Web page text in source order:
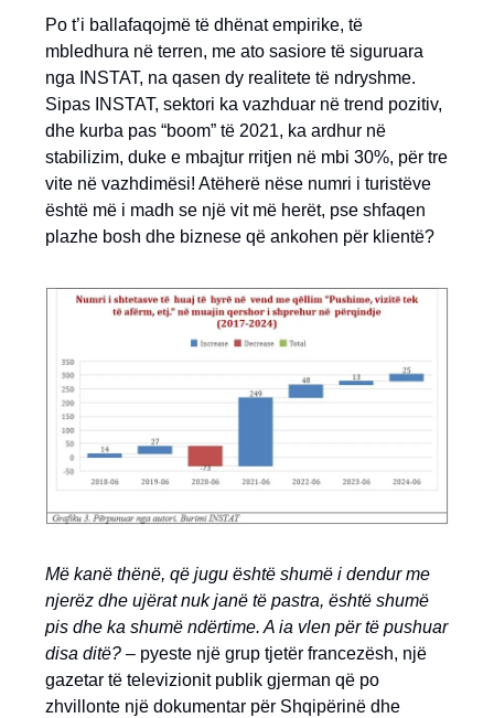
Po t’i ballafaqojmë të dhënat empirike, të
mbledhura në terren, me ato sasiore të siguruara
nga INSTAT, na qasen dy realitete të ndryshme.
Sipas INSTAT, sektori ka vazhduar në trend pozitiv,
dhe kurba pas “boom” të 2021, ka ardhur në
stabilizim, duke e mbajtur rritjen në mbi 30%, për tre
vite në vazhdimësi! Atëherë nëse numri i turistëve
është më i madh se një vit më herët, pse shfaqen
plazhe bosh dhe biznese që ankohen për klientë?
Më kanë thënë, që jugu është shumë i dendur me
njerëz dhe ujërat nuk janë të pastra, është shumë
pis dhe ka shumë ndërtime. A ia vlen për të pushuar
disa ditë? – pyeste një grup tjetër francezësh, një
gazetar të televizionit publik gjerman që po
zhvillonte një dokumentar për Shqipërinë dhe